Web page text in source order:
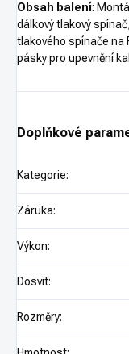
Obsah balení:
dálkový tlakový
tlakového spínače na
pásky pro upevnění
Doplňkové
Kategorie:
Záruka:
Výkon:
Dosvit:
Rozměry: